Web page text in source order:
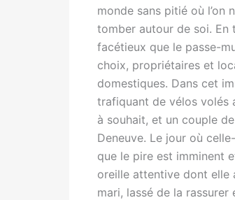
monde sans pitié où l’on
tomber autour de soi. En
facétieux que le passe-
choix, propriétaires et
domestiques. Dans cet
trafiquant de vélos volés
à souhait, et un couple
Deneuve. Le jour où
que le pire est imminent
oreille attentive dont elle
mari, lassé de la